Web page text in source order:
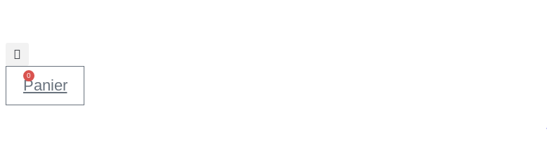
0
Panier